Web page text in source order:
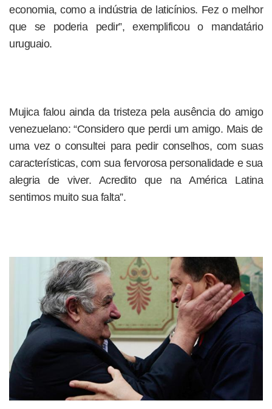
economia, como a indústria de laticínios. Fez o melhor
que se poderia pedir”, exemplificou o mandatário
uruguaio.
Mujica falou ainda da tristeza pela ausência do amigo
venezuelano: “Considero que perdi um amigo. Mais de
uma vez o consultei para pedir conselhos, com suas
características, com sua fervorosa personalidade e sua
alegria de viver. Acredito que na América Latina
sentimos muito sua falta”.